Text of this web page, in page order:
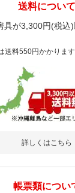
送料について
具が3,300円(税込
料550円かかります
詳しくはこちら
帳票類につい